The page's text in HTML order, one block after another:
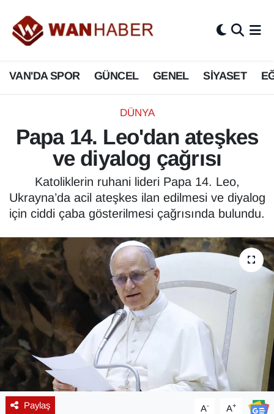
VAN'DA SPOR GÜNCEL GENEL SİYASET
DÜNYA
Papa 14. Leo'dan ateşkes
ve diyalog çağrısı
Katoliklerin ruhani lideri Papa 14. Leo,
Ukrayna’da acil ateşkes ilan edilmesi ve diyalog
için ciddi çaba gösterilmesi çağrısında bulundu.
Paylaş A- A+
3.SAYFA
ASAYİŞ
BİLİM VE TEKNOLOJİ
Biyografi
Bölge Haberleri
ÇEVRE
Dernekler, Odalar
Diğer
DÜNYA
EĞİTİM
EKONOMİ
Van Nöbetçi Eczaneler
Van Hava Durumu
Van Namaz Vakitleri
Van Trafik Yoğunluk Haritası
Süper Lig Puan Durumu ve Fikstür
Tüm Manşetler
Haber Arşivi